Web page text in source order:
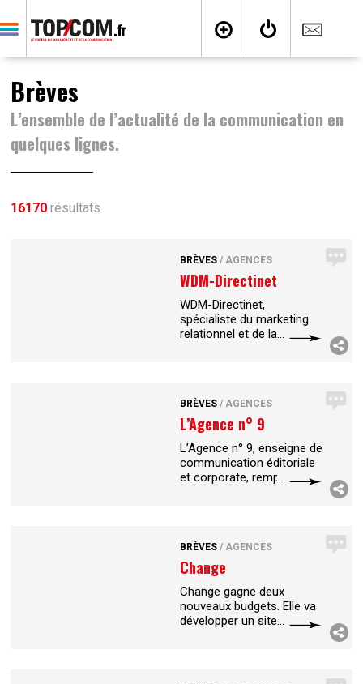
Brèves
L’ensemble de l’actualité de la communication en
quelques lignes.
16170 résultats
BRÈVES/ AGENCES
WDM-Directinet
WDM-Directinet,
spécialiste du marketing
relationnel et de la donnée
des organismes...
BRÈVES/ AGENCES
L’Agence n° 9
L’Agence n° 9, enseigne de
communication éditoriale
et corporate, remporte
...BRÈVES/ AGENCES
Change
Change gagne deux
nouveaux budgets. Elle va
développer un site de e-